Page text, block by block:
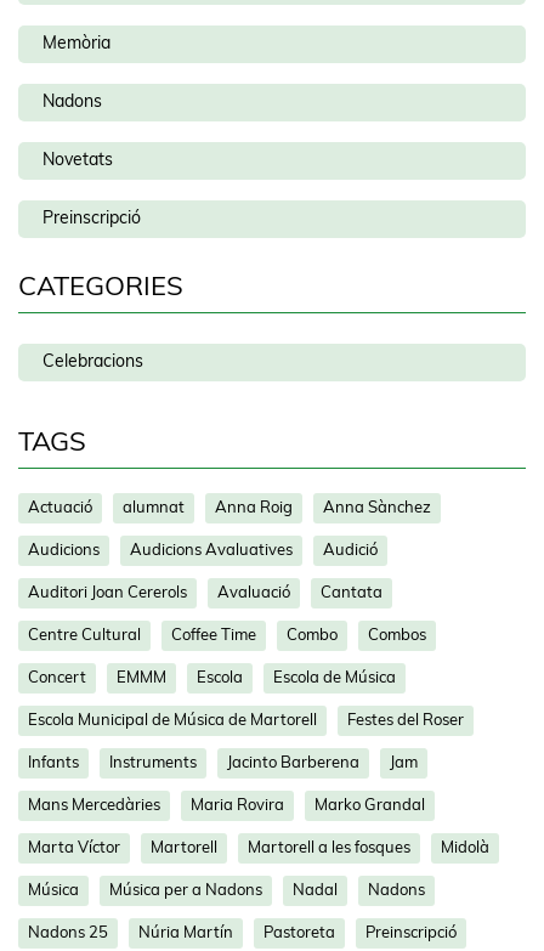
Memòria
Nadons
Novetats
Preinscripció
CATEGORIES
Celebracions
TAGS
Actuació alumnat Anna Roig Anna Sànchez
Audicions Audicions Avaluatives Audició
Auditori Joan Cererols Avaluació Cantata
Centre Cultural Coffee Time Combo Combos
Concert EMMM Escola Escola de Música
Escola Municipal de Música de Martorell Festes del Roser
Infants Instruments Jacinto Barberena Jam
Mans Mercedàries Maria Rovira Marko Grandal
Marta Víctor Martorell Martorell a les fosques Midolà
Música Música per a Nadons Nadal Nadons
Nadons 25 Núria Martín Pastoreta Preinscripció